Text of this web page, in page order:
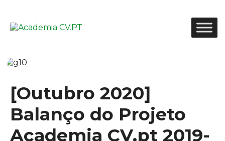
[Outubro 2020]
Balanço do Projeto
Academia CV.pt 2019-